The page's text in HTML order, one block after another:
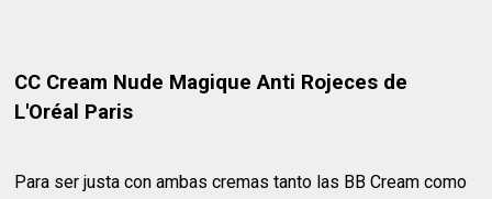
CC Cream Nude Magique Anti Rojeces de
L'Oréal Paris
Para ser justa con ambas cremas tanto las BB Cream como